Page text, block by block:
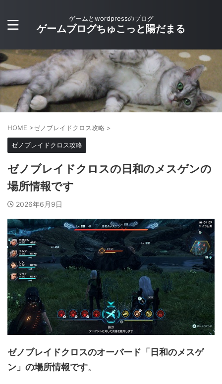
ゲームとwordpressのブログ
ゲームブログちゅこっと陽だまる
HOME >ゼノブレイドクロス攻略 >
ゼノブレイドクロス攻略
ゼノブレイドクロスの日和のメスゲンの
場所情報です
2026年6月9日
ゼノブレイドクロスのオーバード「日和のメスゲ
ン」の場所情報です。